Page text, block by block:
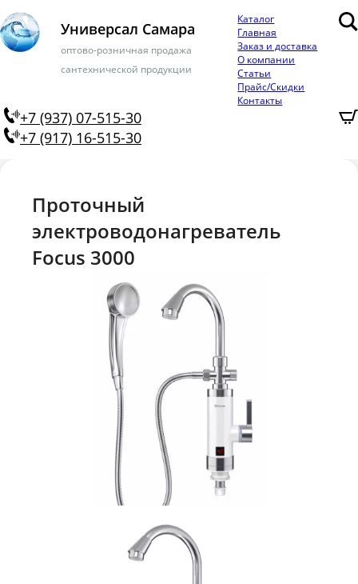
Универсал Самара
оптово-розничная продажа
сантехнической продукции
Каталог
Главная
Заказ и доставка
О компании
Статьи
Прайс/Скидки
Контакты
+7 (937) 07-515-30
+7 (917) 16-515-30
Проточный
электроводонагреватель
Focus 3000